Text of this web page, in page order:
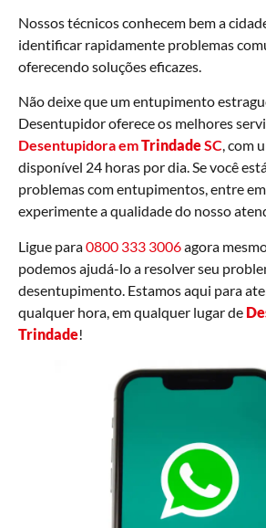
Nossos técnicos conhecem bem a
identificar rapidamente problemas
oferecendo soluções eficazes.
Não deixe que um entupimento
Desentupidor oferece os melhores
Desentupidora emTrindadeSC, com
disponível 24 horas por dia. Se você
problemas com entupimentos, entre
experimente a qualidade do nosso
Ligue para0800 333 3006agora
podemos ajudá-lo a resolver seu
desentupimento. Estamos aqui para
qualquer hora, em qualquer lugar de
Trindade!